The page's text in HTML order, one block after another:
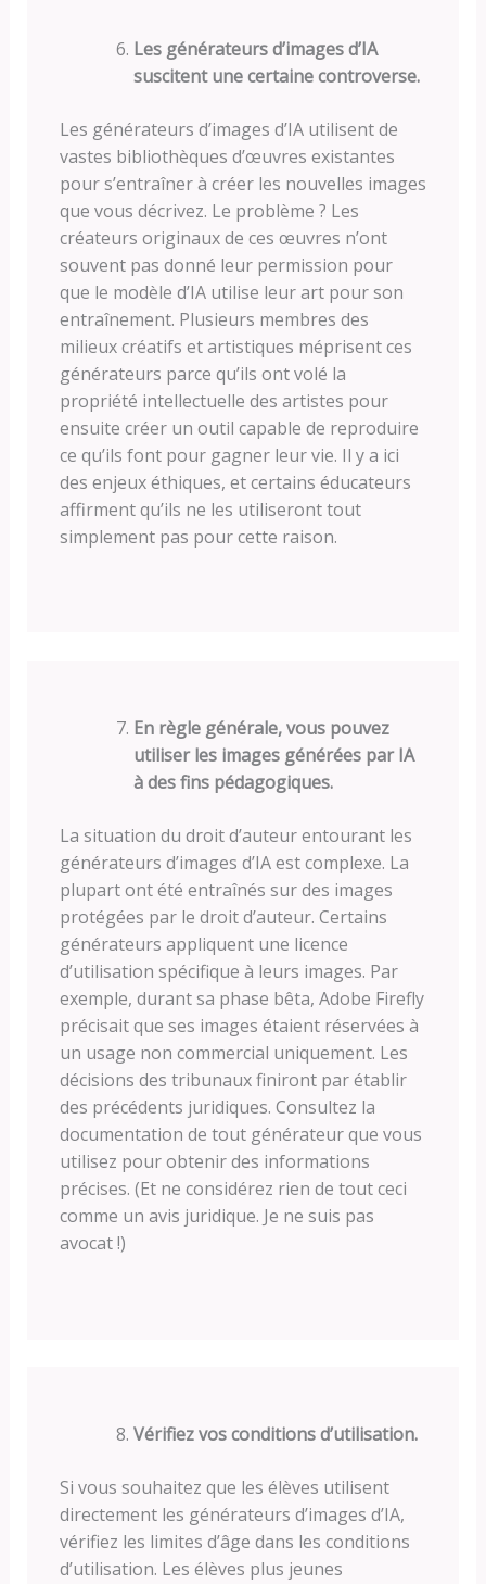
Les générateurs d’images d’IA
suscitent une certaine controverse.
Les générateurs d’images d’IA utilisent de
vastes bibliothèques d’œuvres existantes
pour s’entraîner à créer les nouvelles images
que vous décrivez. Le problème ? Les
créateurs originaux de ces œuvres n’ont
souvent pas donné leur permission pour
que le modèle d’IA utilise leur art pour son
entraînement. Plusieurs membres des
milieux créatifs et artistiques méprisent ces
générateurs parce qu’ils ont volé la
propriété intellectuelle des artistes pour
ensuite créer un outil capable de reproduire
ce qu’ils font pour gagner leur vie. Il y a ici
des enjeux éthiques, et certains éducateurs
affirment qu’ils ne les utiliseront tout
simplement pas pour cette raison.
En règle générale, vous pouvez
utiliser les images générées par IA
à des fins pédagogiques.
La situation du droit d’auteur entourant les
générateurs d’images d’IA est complexe. La
plupart ont été entraînés sur des images
protégées par le droit d’auteur. Certains
générateurs appliquent une licence
d’utilisation spécifique à leurs images. Par
exemple, durant sa phase bêta, Adobe Firefly
précisait que ses images étaient réservées à
un usage non commercial uniquement. Les
décisions des tribunaux finiront par établir
des précédents juridiques. Consultez la
documentation de tout générateur que vous
utilisez pour obtenir des informations
précises. (Et ne considérez rien de tout ceci
comme un avis juridique. Je ne suis pas
avocat !)
Vérifiez vos conditions d’utilisation.
Si vous souhaitez que les élèves utilisent
directement les générateurs d’images d’IA,
vérifiez les limites d’âge dans les conditions
d’utilisation. Les élèves plus jeunes